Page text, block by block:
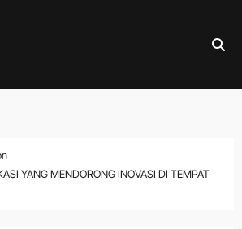
YANG MENDORONG INOVASI DI TEMPAT